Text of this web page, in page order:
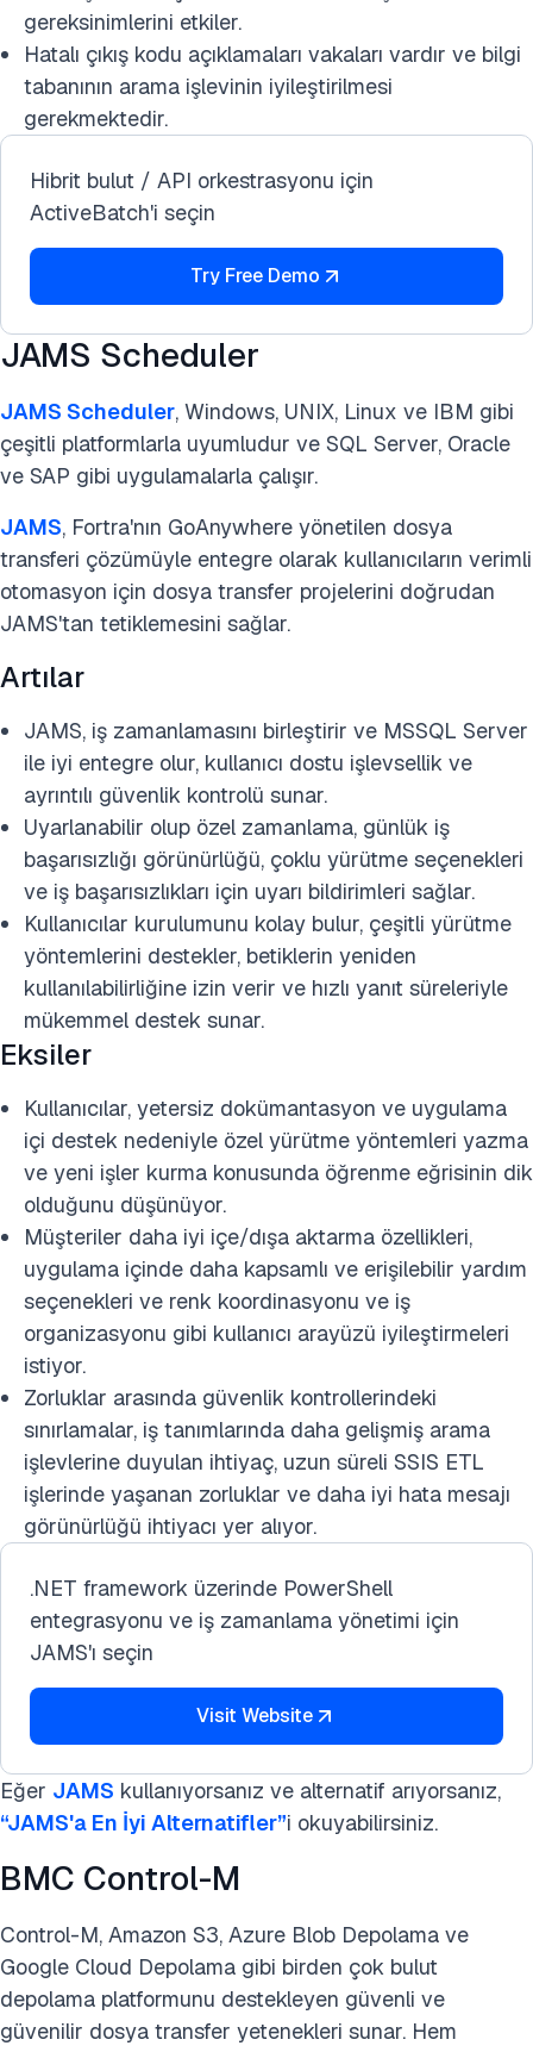
gereksinimlerini etkiler.
Hatalı çıkış kodu açıklamaları vakaları vardır ve bilgi
tabanının arama işlevinin iyileştirilmesi
gerekmektedir.
Hibrit bulut / API orkestrasyonu için
ActiveBatch'i seçin
Try Free Demo
JAMS Scheduler
JAMS Scheduler, Windows, UNIX, Linux ve IBM gibi
çeşitli platformlarla uyumludur ve SQL Server, Oracle
ve SAP gibi uygulamalarla çalışır.
JAMS, Fortra'nın GoAnywhere yönetilen dosya
transferi çözümüyle entegre olarak kullanıcıların verimli
otomasyon için dosya transfer projelerini doğrudan
JAMS'tan tetiklemesini sağlar.
Artılar
JAMS, iş zamanlamasını birleştirir ve MSSQL Server
ile iyi entegre olur, kullanıcı dostu işlevsellik ve
ayrıntılı güvenlik kontrolü sunar.
Uyarlanabilir olup özel zamanlama, günlük iş
başarısızlığı görünürlüğü, çoklu yürütme seçenekleri
ve iş başarısızlıkları için uyarı bildirimleri sağlar.
Kullanıcılar kurulumunu kolay bulur, çeşitli yürütme
yöntemlerini destekler, betiklerin yeniden
kullanılabilirliğine izin verir ve hızlı yanıt süreleriyle
mükemmel destek sunar.
Eksiler
Kullanıcılar, yetersiz dokümantasyon ve uygulama
içi destek nedeniyle özel yürütme yöntemleri yazma
ve yeni işler kurma konusunda öğrenme eğrisinin dik
olduğunu düşünüyor.
Müşteriler daha iyi içe/dışa aktarma özellikleri,
uygulama içinde daha kapsamlı ve erişilebilir yardım
seçenekleri ve renk koordinasyonu ve iş
organizasyonu gibi kullanıcı arayüzü iyileştirmeleri
istiyor.
Zorluklar arasında güvenlik kontrollerindeki
sınırlamalar, iş tanımlarında daha gelişmiş arama
işlevlerine duyulan ihtiyaç, uzun süreli SSIS ETL
işlerinde yaşanan zorluklar ve daha iyi hata mesajı
görünürlüğü ihtiyacı yer alıyor.
.NET framework üzerinde PowerShell
entegrasyonu ve iş zamanlama yönetimi için
JAMS'ı seçin
Visit Website
Eğer JAMS kullanıyorsanız ve alternatif arıyorsanız,
“JAMS'a En İyi Alternatifler”i okuyabilirsiniz.
BMC Control-M
Control-M, Amazon S3, Azure Blob Depolama ve
Google Cloud Depolama gibi birden çok bulut
depolama platformunu destekleyen güvenli ve
güvenilir dosya transfer yetenekleri sunar. Hem